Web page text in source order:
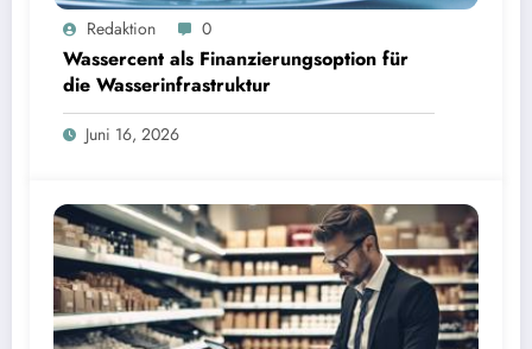
StarnbergRedaktion 0
Wassercent als Finanzierungsoption für
die Wasserinfrastruktur
Juni 16, 2026